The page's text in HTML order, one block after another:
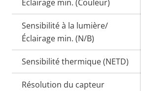
Éclairage min. (Couleur)
Sensibilité à la lumière/
Éclairage min. (N/B)
Sensibilité thermique (NETD)
Résolution du capteur